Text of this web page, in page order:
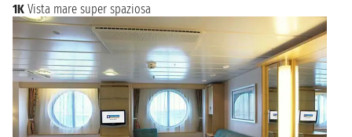
1K Vista mare super spaziosa